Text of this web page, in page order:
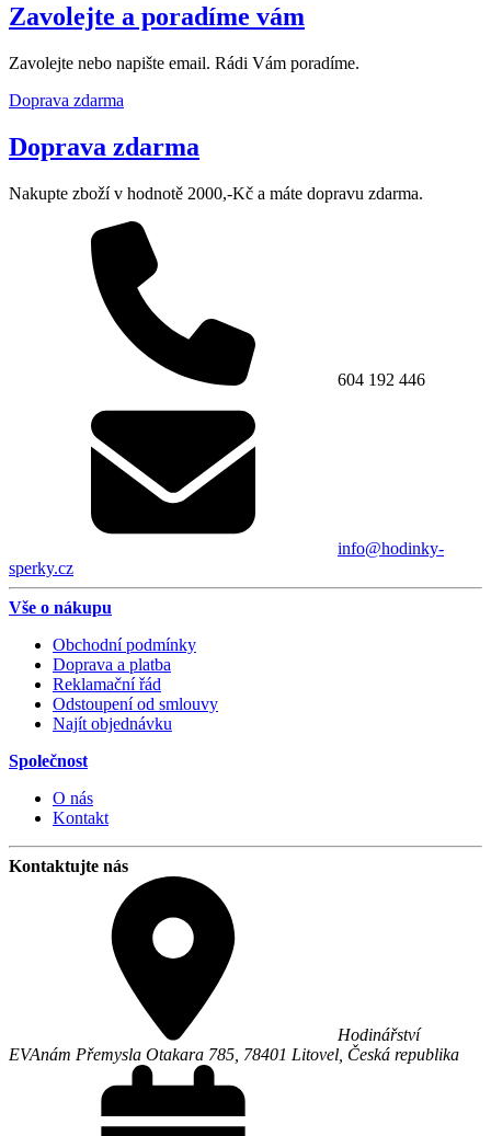
Zavolejte a poradíme vám
Zavolejte nebo napište email. Rádi Vám poradíme.
Doprava zdarma
Doprava zdarma
Nakupte zboží v hodnotě 2000,-Kč a máte dopravu zdarma.
604 192 446
info@hodinky-
sperky.cz
Vše o nákupu
Obchodní podmínky
Doprava a platba
Reklamační řád
Odstoupení od smlouvy
Najít objednávku
Společnost
O nás
Kontakt
Kontaktujte nás
Hodinářství
EVAnám Přemysla Otakara 785, 78401 Litovel Česká republika